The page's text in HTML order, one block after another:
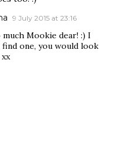
9 July 2015 at 23:16
Mookie dear! :) I
find one, you would look